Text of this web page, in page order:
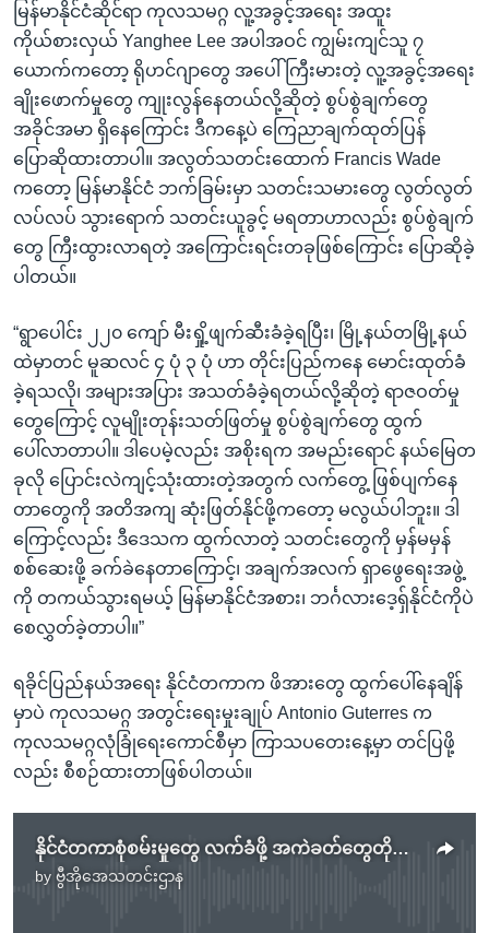
မြန်မာနိုင်ငံဆိုင်ရာ ကုလသမဂ္ဂ လူ့အခွင့်အရေး အထူး
ကိုယ်စားလှယ် Yanghee Lee အပါအဝင် ကျွမ်းကျင်သူ ၇
ယောက်ကတော့ ရိုဟင်ဂျာတွေ အပေါ် ကြီးမားတဲ့ လူ့အခွင့်အရေး
ချိုးဖောက်မှုတွေ ကျုးလွန်နေတယ်လို့ဆိုတဲ့ စွပ်စွဲချက်တွေ
အခိုင်အမာ ရှိနေကြောင်း ဒီကနေ့ပဲ ကြေညာချက်ထုတ်ပြန်
ပြောဆိုထားတာပါ။ အလွတ်သတင်းထောက် Francis Wade
ကတော့ မြန်မာနိုင်ငံ ဘက်ခြမ်းမှာ သတင်းသမားတွေ လွတ်လွတ်
လပ်လပ် သွားရောက် သတင်းယူခွင့် မရတာဟာလည်း စွပ်စွဲချက်
တွေ ကြီးထွားလာရတဲ့ အကြောင်းရင်းတခုဖြစ်ကြောင်း ပြောဆိုခဲ့
ပါတယ်။
“ရွာပေါင်း ၂၂၀ ကျော် မီးရှို့ဖျက်ဆီးခံခဲ့ရပြီး၊ မြို့နယ်တမြို့နယ်
ထဲမှာတင် မူဆလင် ၄ ပုံ ၃ ပုံ ဟာ တိုင်းပြည်ကနေ မောင်းထုတ်ခံ
ခဲ့ရသလို၊ အများအပြား အသတ်ခံခဲ့ရတယ်လို့ဆိုတဲ့ ရာဇဝတ်မှု
တွေကြောင့် လူမျိုးတုန်းသတ်ဖြတ်မှု စွပ်စွဲချက်တွေ ထွက်
ပေါ်လာတာပါ။ ဒါပေမဲ့လည်း အစိုးရက အမည်းရောင် နယ်မြေတ
ခုလို ပြောင်းလဲကျင့်သုံးထားတဲ့အတွက် လက်တွေ့ ဖြစ်ပျက်နေ
တာတွေကို အတိအကျ ဆုံးဖြတ်နိုင်ဖို့ကတော့ မလွယ်ပါဘူး။ ဒါ
ကြောင့်လည်း ဒီဒေသက ထွက်လာတဲ့ သတင်းတွေကို မှန်မမှန်
စစ်ဆေးဖို့ ခက်ခဲနေတာကြောင့်၊ အချက်အလက် ရှာဖွေရေးအဖွဲ့
ကို တကယ်သွားရမယ့် မြန်မာနိုင်ငံအစား၊ ဘင်္ဂလားဒေ့ရှ်နိုင်ငံကိုပဲ
စေလွှတ်ခဲ့တာပါ။”
ရခိုင်ပြည်နယ်အရေး နိုင်ငံတကာက ဖိအားတွေ ထွက်ပေါ်နေချိန်
မှာပဲ ကုလသမဂ္ဂ အတွင်းရေးမှုးချုပ် Antonio Guterres က
ကုလသမဂ္ဂလုံခြုံရေးကောင်စီမှာ ကြာသပတေးနေ့မှာ တင်ပြဖို့
လည်း စီစဉ်ထားတာဖြစ်ပါတယ်။
နိုင်ငံတကာစုံစမ်းမှုတွေ လက်ခံဖို့ အကဲခတ်တွေတိုက်တွန်း
by ဗွီအိုအေသတင်းဌာန
No media source currently available